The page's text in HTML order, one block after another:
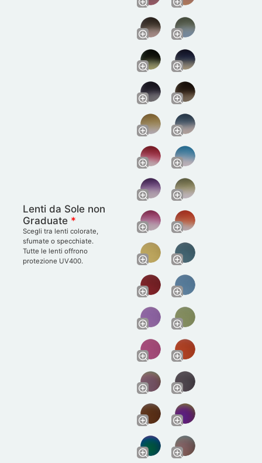
Lenti da Sole non
Graduate *
Scegli tra lenti colorate,
sfumate o specchiate.
Tutte le lenti offrono
protezione UV400.